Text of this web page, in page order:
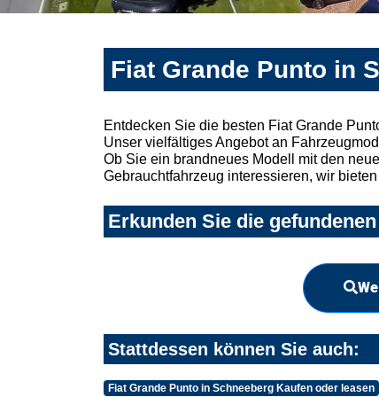
Fiat Grande Punto in
Entdecken Sie die besten Fiat Grande
Unser vielfältiges Angebot an
Ob Sie ein brandneues Modell mit den
Gebrauchtfahrzeug interessieren, wir
Erkunden Sie die
Stattdessen können Sie auch:
Fiat Grande Punto in Schneeberg Kaufen oder leasen